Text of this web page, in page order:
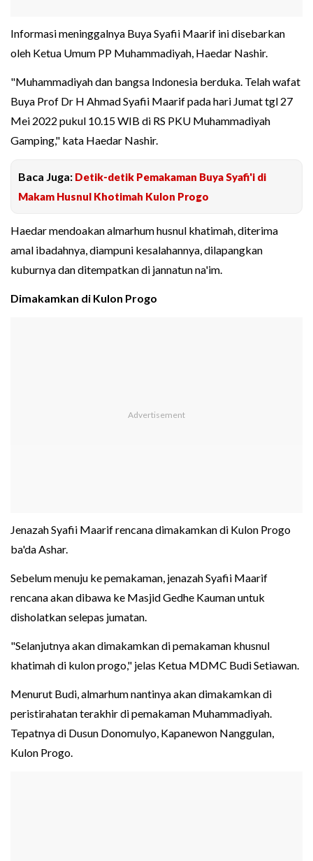
Informasi meninggalnya Buya Syafii Maarif ini disebarkan
oleh Ketua Umum PP Muhammadiyah, Haedar Nashir.
"Muhammadiyah dan bangsa Indonesia berduka. Telah wafat
Buya Prof Dr H Ahmad Syafii Maarif pada hari Jumat tgl 27
Mei 2022 pukul 10.15 WIB di RS PKU Muhammadiyah
Gamping," kata Haedar Nashir.
Baca Juga: Detik-detik Pemakaman Buya Syafi'i di
Makam Husnul Khotimah Kulon Progo
Haedar mendoakan almarhum husnul khatimah, diterima
amal ibadahnya, diampuni kesalahannya, dilapangkan
kuburnya dan ditempatkan di jannatun na'im.
Dimakamkan di Kulon Progo
Jenazah Syafii Maarif rencana dimakamkan di Kulon Progo
ba'da Ashar.
Sebelum menuju ke pemakaman, jenazah Syafii Maarif
rencana akan dibawa ke Masjid Gedhe Kauman untuk
disholatkan selepas jumatan.
"Selanjutnya akan dimakamkan di pemakaman khusnul
khatimah di kulon progo," jelas Ketua MDMC Budi Setiawan.
Menurut Budi, almarhum nantinya akan dimakamkan di
peristirahatan terakhir di pemakaman Muhammadiyah.
Tepatnya di Dusun Donomulyo, Kapanewon Nanggulan,
Kulon Progo.